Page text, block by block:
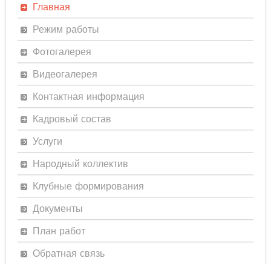
Главная
Режим работы
Фотогалерея
Видеогалерея
Контактная информация
Кадровый состав
Услуги
Народный коллектив
Клубные формирования
Документы
План работ
Обратная связь